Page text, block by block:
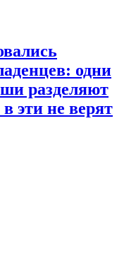
одни
разделяют
эти не верят